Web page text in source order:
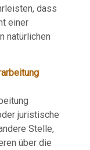
dass
einer
natürlichen
juristische
Stelle,
über die